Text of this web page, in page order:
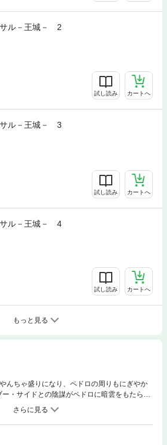
ル－王城－ 2
試し読み カートへ
ル－王城－ 3
試し読み カートへ
ル－王城－ 4
試し読み カートへ
もっと見る
んちゃ盛りになり、ペドロの周りもにぎやか
・サイドとの陰謀がペドロに暗雲をもたら
受けてしまう…!